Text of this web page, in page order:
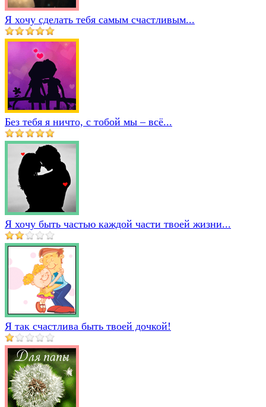
Я хочу сделать тебя самым счастливым...
Без тебя я ничто, с тобой мы – всё...
Я хочу быть частью каждой части твоей жизни...
Я так счастлива быть твоей дочкой!